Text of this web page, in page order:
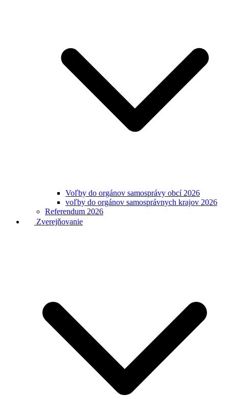
Voľby do orgánov samosprávy obcí 2026
voľby do orgánov samosprávnych krajov 2026
Referendum 2026
Zverejňovanie